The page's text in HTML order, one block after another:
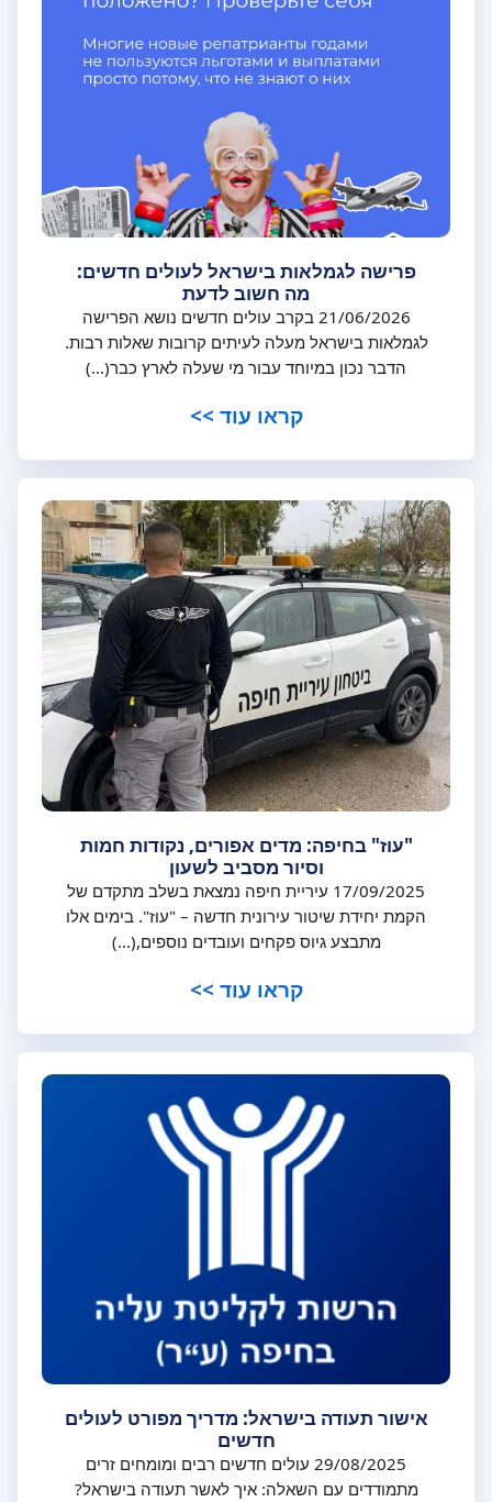
פרישה לגמלאות בישראל לעולים חדשים:
מה חשוב לדעת
21/06/2026 בקרב עולים חדשים נושא הפרישה
לגמלאות בישראל מעלה לעיתים קרובות שאלות רבות.
הדבר נכון במיוחד עבור מי שעלה לארץ כבר(...)
קראו עוד >>
"עוז" בחיפה: מדים אפורים, נקודות חמות
וסיור מסביב לשעון
17/09/2025 עיריית חיפה נמצאת בשלב מתקדם של
הקמת יחידת שיטור עירונית חדשה – "עוז". בימים אלו
מתבצע גיוס פקחים ועובדים נוספים,(...)
קראו עוד >>
אישור תעודה בישראל: מדריך מפורט לעולים
חדשים
29/08/2025 עולים חדשים רבים ומומחים זרים
מתמודדים עם השאלה: איך לאשר תעודה בישראל?